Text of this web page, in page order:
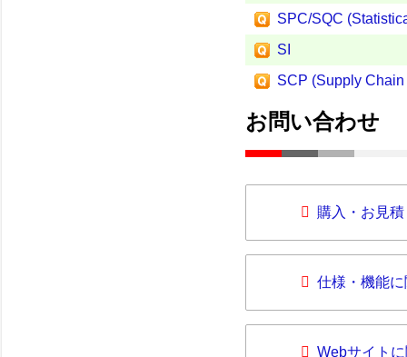
SPC/SQC
SI
SCP (Supply
お問い合わせ
購入・お見
仕様・機能
Webサイト